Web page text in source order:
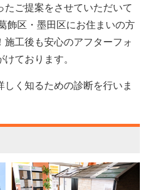
ご提案をさせていただいて
飾区・墨田区にお住まいの方
工後も安心のアフターフォ
ております。
く知るための診断を行いま